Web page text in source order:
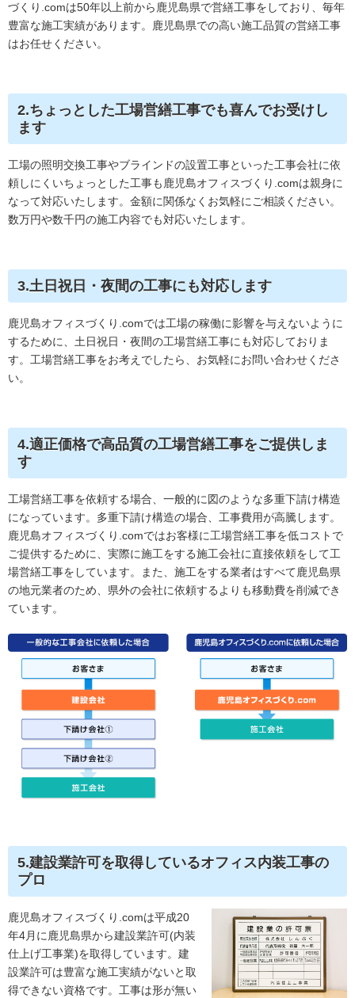
づくり.comは50年以上前から鹿児島県で営繕工事をしており、毎年
豊富な施工実績があります。鹿児島県での高い施工品質の営繕工事
はお任せください。
2.ちょっとした工場営繕工事でも喜んでお受けし
ます
工場の照明交換工事やブラインドの設置工事といった工事会社に依
頼しにくいちょっとした工事も鹿児島オフィスづくり.comは親身に
なって対応いたします。金額に関係なくお気軽にご相談ください。
数万円や数千円の施工内容でも対応いたします。
3.土日祝日・夜間の工事にも対応します
鹿児島オフィスづくり.comでは工場の稼働に影響を与えないように
するために、土日祝日・夜間の工場営繕工事にも対応しておりま
す。工場営繕工事をお考えでしたら、お気軽にお問い合わせくださ
い。
4.適正価格で高品質の工場営繕工事をご提供しま
す
工場営繕工事を依頼する場合、一般的に図のような多重下請け構造
になっています。多重下請け構造の場合、工事費用が高騰します。
鹿児島オフィスづくり.comではお客様に工場営繕工事を低コストで
ご提供するために、実際に施工をする施工会社に直接依頼をして工
場営繕工事をしています。また、施工をする業者はすべて鹿児島県
の地元業者のため、県外の会社に依頼するよりも移動費を削減でき
ています。
5.建設業許可を取得しているオフィス内装工事の
プロ
鹿児島オフィスづくり.comは平成20
年4月に鹿児島県から建設業許可(内装
仕上げ工事業)を取得しています。建
設業許可は豊富な施工実績がないと取
得できない資格です。工事は形が無い